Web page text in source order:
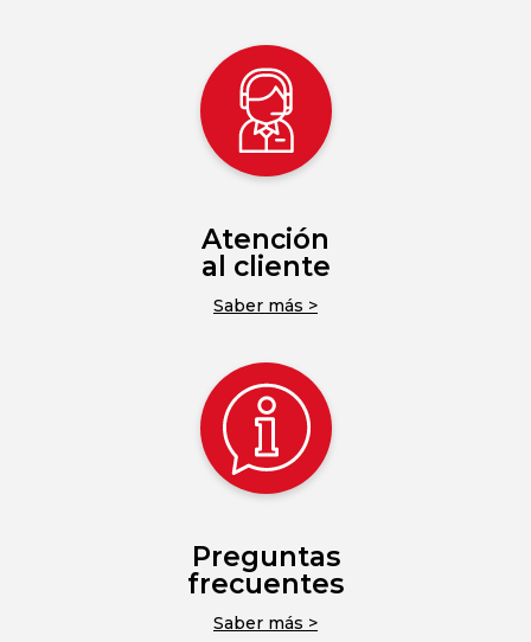
Atención
al cliente
Saber más >
Preguntas
frecuentes
Saber más >